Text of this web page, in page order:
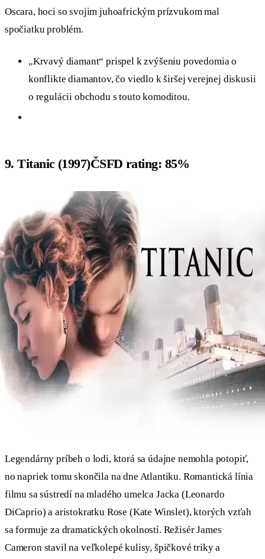
Oscara, hoci so svojim juhoafrickým prízvukom mal
spočiatku problém.
„Krvavý diamant“ prispel k zvýšeniu povedomia o
konflikte diamantov, čo viedlo k širšej verejnej diskusii
o regulácii obchodu s touto komoditou.
9. Titanic (1997)ČSFD rating: 85%
Legendárny príbeh o lodi, ktorá sa údajne nemohla potopiť,
no napriek tomu skončila na dne Atlantiku. Romantická línia
filmu sa sústredí na mladého umelca Jacka (Leonardo
DiCaprio) a aristokratku Rose (Kate Winslet), ktorých vzťah
sa formuje za dramatických okolností. Režisér James
Cameron stavil na veľkolepé kulisy, špičkové triky a